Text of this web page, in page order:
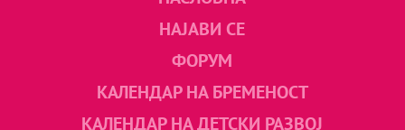
НАЈАВИ СЕ
ФОРУМ
КАЛЕНДАР НА БРЕМЕНОСТ
КАЛЕНДАР НА ДЕТСКИ РАЗВОЈ